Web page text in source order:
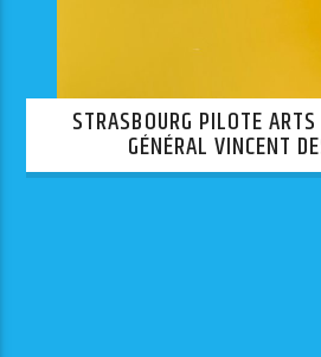
STRASBOURG PILOTE
GÉNÉRAL VINCENT